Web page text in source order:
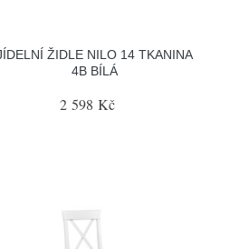
ŽIDLE NILO 14 TKANINA
4B BÍLÁ
2 598 Kč